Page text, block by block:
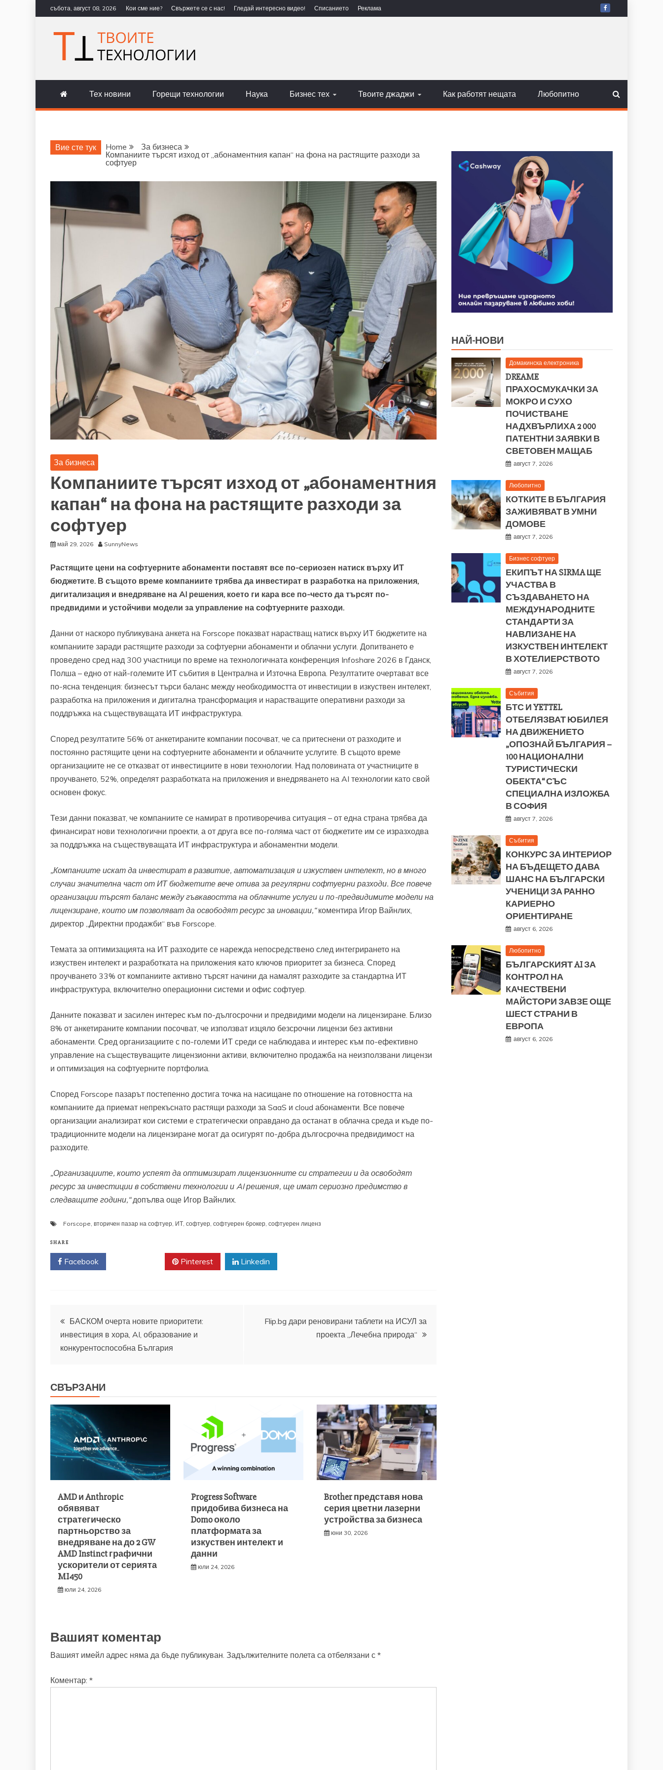
to
content
събота, август 08, 2026 Кои сме ние? Свържете се с нас! Гледай интересно видео! Списанието Реклама
ТВОИТЕ ТЕХНОЛОГИИ
Тех новини Горещи технологии Наука Бизнес тех Твоите джаджи Как работят нещата Любопитно
Вие сте тук Home
За бизнеса
Компаниите търсят изход от „абонаментния капан“ на фона на растящите разходи за
софтуер
За бизнеса
Компаниите търсят изход от „абонаментния
капан“ на фона на растящите разходи за
софтуер
май 29, 2026 SunnyNews
Растящите цени на софтуерните абонаменти поставят все по-сериозен натиск върху ИТ
бюджетите. В същото време компаниите трябва да инвестират в разработка на приложения,
дигитализация и внедряване на AI решения, което ги кара все по-често да търсят по-
предвидими и устойчиви модели за управление на софтуерните разходи.
Данни от наскоро публикувана анкета на Forscope показват нарастващ натиск върху ИТ бюджетите на
компаниите заради растящите разходи за софтуерни абонаменти и облачни услуги. Допитването е
проведено сред над 300 участници по време на технологичната конференция Infoshare 2026 в Гданск,
Полша – едно от най-големите ИТ събития в Централна и Източна Европа. Резултатите очертават все
по-ясна тенденция: бизнесът търси баланс между необходимостта от инвестиции в изкуствен интелект,
разработка на приложения и дигитална трансформация и нарастващите оперативни разходи за
поддръжка на съществуващата ИТ инфраструктура.
Според резултатите 56% от анкетираните компании посочват, че са притеснени от разходите и
постоянно растящите цени на софтуерните абонаменти и облачните услугите. В същото време
организациите не се отказват от инвестициите в нови технологии. Над половината от участниците в
проучването, 52%, определят разработката на приложения и внедряването на AI технологии като свой
основен фокус.
Тези данни показват, че компаниите се намират в противоречива ситуация – от една страна трябва да
финансират нови технологични проекти, а от друга все по-голяма част от бюджетите им се изразходва
за поддръжка на съществуващата ИТ инфраструктура и абонаментни модели.
„Компаниите искат да инвестират в развитие, автоматизация и изкуствен интелект, но в много
случаи значителна част от ИТ бюджетите вече отива за регулярни софтуерни разходи. Все повече
организации търсят баланс между гъвкавостта на облачните услуги и по-предвидимите модели на
лицензиране, които им позволяват да освободят ресурс за иновации,“коментира Игор Вайнлих,
директор „Директни продажби“ във Forscope.
Темата за оптимизацията на ИТ разходите се нарежда непосредствено след интегрирането на
изкуствен интелект и разработката на приложения като ключов приоритет за бизнеса. Според
проучването 33% от компаниите активно търсят начини да намалят разходите за стандартна ИТ
инфраструктура, включително операционни системи и офис софтуер.
Данните показват и засилен интерес към по-дългосрочни и предвидими модели на лицензиране. Близо
8% от анкетираните компании посочват, че използват изцяло безсрочни лицензи без активни
абонаменти. Сред организациите с по-големи ИТ среди се наблюдава и интерес към по-ефективно
управление на съществуващите лицензионни активи, включително продажба на неизползвани лицензи
и оптимизация на софтуерните портфолиа.
Според Forscope пазарът постепенно достига точка на насищане по отношение на готовността на
компаниите да приемат непрекъснато растящи разходи за SaaS и cloud абонаменти. Все повече
организации анализират кои системи е стратегически оправдано да останат в облачна среда и къде по-
традиционните модели на лицензиране могат да осигурят по-добра дългосрочна предвидимост на
разходите.
„Организациите, които успеят да оптимизират лицензионните си стратегии и да освободят
ресурс за инвестиции в собствени технологии и AI решения, ще имат сериозно предимство в
следващите години,“допълва още Игор Вайнлих.
Forscope, вторичен пазар на софтуер, ИТ, софтуер, софтуерен брокер, софтуерен лиценз
SHARE
Facebook Pinterest Linkedin
Навигация
БАСКОМ очерта новите приоритети:
инвестиция в хора, AI, образование и
конкурентоспособна България
Flip.bg дари реновирани таблети на ИСУЛ за
проекта „Лечебна природа“
СВЪРЗАНИ
AMD и Anthropic
обявяват
стратегическо
партньорство за
внедряване на до 2 GW
AMD Instinct графични
ускорители от серията
MI450
юли 24, 2026
Progress Software
придобива бизнеса на
Domo около
платформата за
изкуствен интелект и
данни
юли 24, 2026
Brother представя нова
серия цветни лазерни
устройства за бизнеса
юни 30, 2026
Вашият коментар
Вашият имейл адрес няма да бъде публикуван. Задължителните полета са отбелязани с *
Коментар: *
НАЙ-НОВИ
Домакинска електроника
DREAME
ПРАХОСМУКАЧКИ ЗА
МОКРО И СУХО
ПОЧИСТВАНЕ
НАДХВЪРЛИХА 2 000
ПАТЕНТНИ ЗАЯВКИ В
СВЕТОВЕН МАЩАБ
август 7, 2026
Любопитно
КОТКИТЕ В БЪЛГАРИЯ
ЗАЖИВЯВАТ В УМНИ
ДОМОВЕ
август 7, 2026
Бизнес софтуер
ЕКИПЪТ НА SIRMA ЩЕ
УЧАСТВА В
СЪЗДАВАНЕТО НА
МЕЖДУНАРОДНИТЕ
СТАНДАРТИ ЗА
НАВЛИЗАНЕ НА
ИЗКУСТВЕН ИНТЕЛЕКТ
В ХОТЕЛИЕРСТВОТО
август 7, 2026
Събития
БТС И YETTEL
ОТБЕЛЯЗВАТ ЮБИЛЕЯ
НА ДВИЖЕНИЕТО
„ОПОЗНАЙ БЪЛГАРИЯ –
100 НАЦИОНАЛНИ
ТУРИСТИЧЕСКИ
ОБЕКТА“ СЪС
СПЕЦИАЛНА ИЗЛОЖБА
В СОФИЯ
август 7, 2026
Събития
КОНКУРС ЗА ИНТЕРИОР
НА БЪДЕЩЕТО ДАВА
ШАНС НА БЪЛГАРСКИ
УЧЕНИЦИ ЗА РАННО
КАРИЕРНО
ОРИЕНТИРАНЕ
август 6, 2026
Любопитно
БЪЛГАРСКИЯТ AI ЗА
КОНТРОЛ НА
КАЧЕСТВЕНИ
МАЙСТОРИ ЗАВЗЕ ОЩЕ
ШЕСТ СТРАНИ В
ЕВРОПА
август 6, 2026